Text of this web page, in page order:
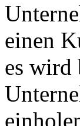
einen
es wird